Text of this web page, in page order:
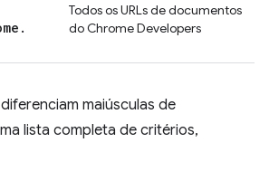
.
Todos os URLs de documentos
do Chrome Developers
maiúsculas de
lista completa de critérios,